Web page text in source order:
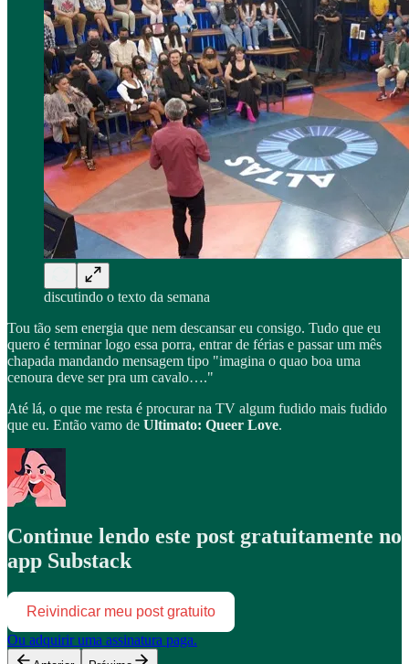
discutindo o texto da semana
Tou tão sem energia que nem descansar eu consigo. Tudo que eu
quero é terminar logo essa porra, entrar de férias e passar um mês
chapada mandando mensagem tipo "imagina o quao boa uma
cenoura deve ser pra um cavalo…."
Até lá, o que me resta é procurar na TV algum fudido mais fudido
que eu. Então vamo de Ultimato: Queer Love.
Continue lendo este post gratuitamente no
app Substack
Reivindicar meu post gratuito
Ou adquirir uma assinatura paga.